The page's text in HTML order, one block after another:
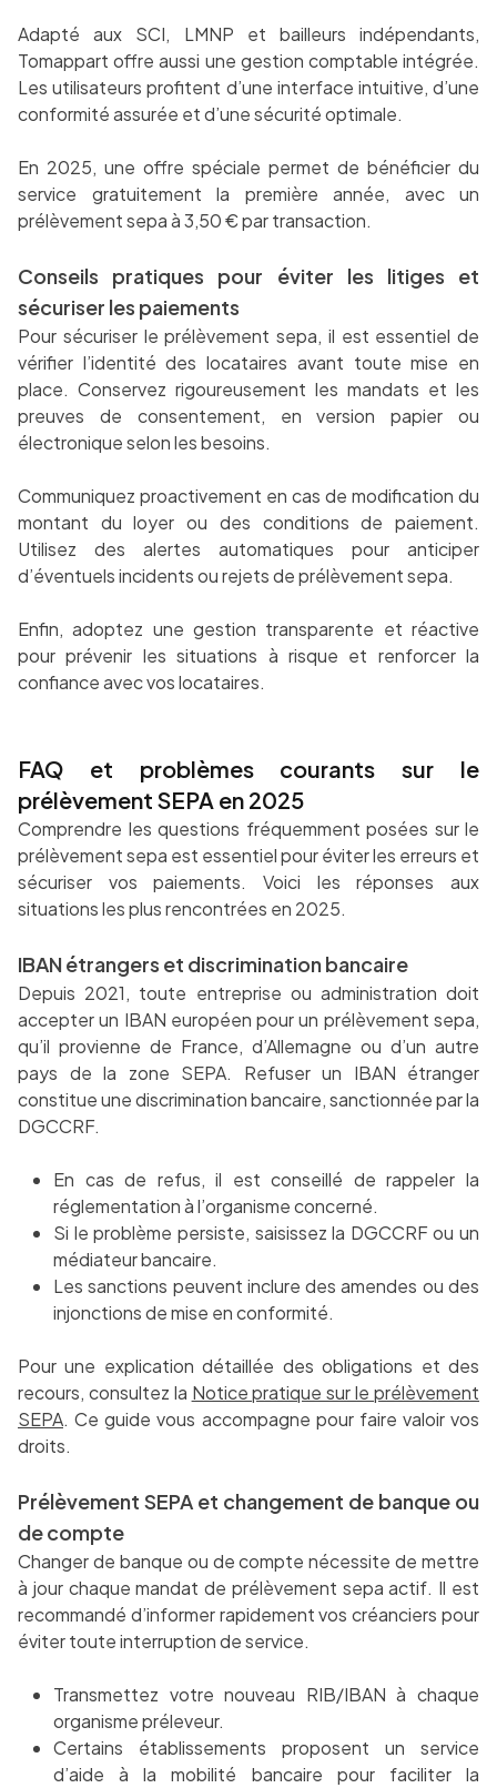
Adapté aux SCI, LMNP et bailleurs indépendants,
Tomappart offre aussi une gestion comptable intégrée.
Les utilisateurs profitent d’une interface intuitive, d’une
conformité assurée et d’une sécurité optimale.
En 2025, une offre spéciale permet de bénéficier du
service gratuitement la première année, avec un
prélèvement sepa à 3,50 € par transaction.
Conseils pratiques pour éviter les litiges et
sécuriser les paiements
Pour sécuriser le prélèvement sepa, il est essentiel de
vérifier l’identité des locataires avant toute mise en
place. Conservez rigoureusement les mandats et les
preuves de consentement, en version papier ou
électronique selon les besoins.
Communiquez proactivement en cas de modification du
montant du loyer ou des conditions de paiement.
Utilisez des alertes automatiques pour anticiper
d’éventuels incidents ou rejets de prélèvement sepa.
Enfin, adoptez une gestion transparente et réactive
pour prévenir les situations à risque et renforcer la
confiance avec vos locataires.
FAQ et problèmes courants sur le
prélèvement SEPA en 2025
Comprendre les questions fréquemment posées sur le
prélèvement sepa est essentiel pour éviter les erreurs et
sécuriser vos paiements. Voici les réponses aux
situations les plus rencontrées en 2025.
IBAN étrangers et discrimination bancaire
Depuis 2021, toute entreprise ou administration doit
accepter un IBAN européen pour un prélèvement sepa,
qu’il provienne de France, d’Allemagne ou d’un autre
pays de la zone SEPA. Refuser un IBAN étranger
constitue une discrimination bancaire, sanctionnée par la
DGCCRF.
En cas de refus, il est conseillé de rappeler la
réglementation à l’organisme concerné.
Si le problème persiste, saisissez la DGCCRF ou un
médiateur bancaire.
Les sanctions peuvent inclure des amendes ou des
injonctions de mise en conformité.
Pour une explication détaillée des obligations et des
recours, consultez la Notice pratique sur le prélèvement
SEPA. Ce guide vous accompagne pour faire valoir vos
droits.
Prélèvement SEPA et changement de banque ou
de compte
Changer de banque ou de compte nécessite de mettre
à jour chaque mandat de prélèvement sepa actif. Il est
recommandé d’informer rapidement vos créanciers pour
éviter toute interruption de service.
Transmettez votre nouveau RIB/IBAN à chaque
organisme préleveur.
Certains établissements proposent un service
d’aide à la mobilité bancaire pour faciliter la